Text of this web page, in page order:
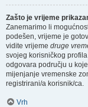
Zašto je vrijeme
Zanemarimo li
podešen, vrijeme je
vidite vrijeme druge
svojeg korisničkog
odgovara području u
mijenjanje vremenske
registrirani/a korisnik/ca.
Vrh